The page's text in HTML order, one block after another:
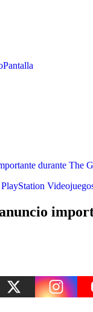
durante The
PlayStation